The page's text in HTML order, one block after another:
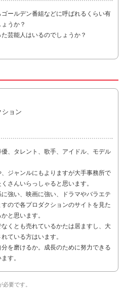
ールデン番組などに呼ばれるくらい有
うか？
芸能人はいるのでしょうか？
ション
、タレント、歌手、アイドル、モデル
ジャンルにもよりますが大手事務所で
さんいらっしゃると思います。
強い、映画に強い、ドラマやバラエテ
ので各プロダクションのサイトを見た
と思います。
くとも売れているかたは居ますし、大
ている方はいます。
を磨けるか。成長のために努力できる
す。
必要です。